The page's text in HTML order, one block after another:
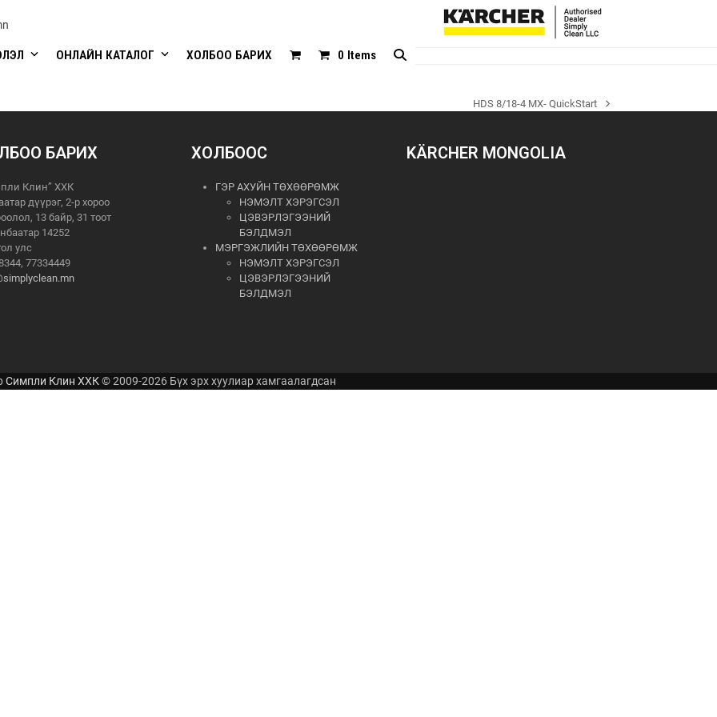
ОНЛАЙН КАТАЛОГ ХОЛБОО БАРИХ 0 Items
next
HDS 8/18-4 MX- QuickStart
БАРИХ
Клин” ХХК
дүүрэг, 2-р хороо
13 байр, 31 тоот
14252
улс
77334449
ХОЛБООС
ГЭР АХУЙН ТӨХӨӨРӨМЖ
НЭМЭЛТ ХЭРЭГСЭЛ
ЦЭВЭРЛЭГЭЭНИЙ
БЭЛДМЭЛ
МЭРГЭЖЛИЙН ТӨХӨӨРӨМЖ
НЭМЭЛТ ХЭРЭГСЭЛ
ЦЭВЭРЛЭГЭЭНИЙ
БЭЛДМЭЛ
KÄRCHER MONGOLIA
Симпли Клин ХХК© 2009-2026 Бүх эрх хуулиар хамгаалагдсан